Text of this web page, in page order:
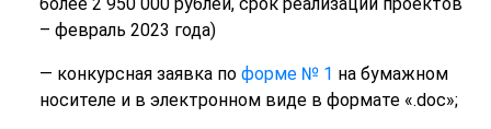
более 2 950 000 рублей, срок реализации проектов
– февраль 2023 года)
— конкурсная заявка по форме № 1 на бумажном
носителе и в электронном виде в формате «.doc»;